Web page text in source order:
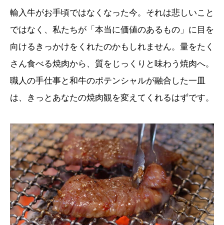
輸入牛がお手頃ではなくなった今。それは悲しいこと
ではなく、私たちが「本当に価値のあるもの」に目を
向けるきっかけをくれたのかもしれません。量をたく
さん食べる焼肉から、質をじっくりと味わう焼肉へ。
職人の手仕事と和牛のポテンシャルが融合した一皿
は、きっとあなたの焼肉観を変えてくれるはずです。